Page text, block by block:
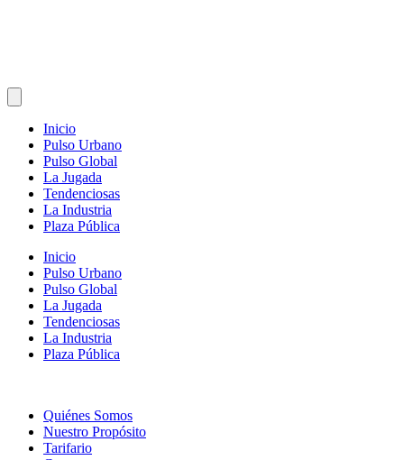
Inicio
Pulso Urbano
Pulso Global
La Jugada
Tendenciosas
La Industria
Plaza Pública
Inicio
Pulso Urbano
Pulso Global
La Jugada
Tendenciosas
La Industria
Plaza Pública
Quiénes Somos
Nuestro Propósito
Tarifario